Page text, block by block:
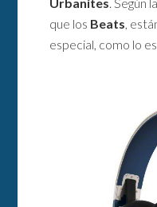
que los Beats ,
especial, como lo